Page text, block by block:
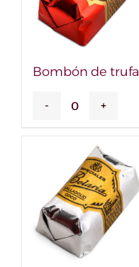
Bombón de trufa
Bombón
trufa
cantidad